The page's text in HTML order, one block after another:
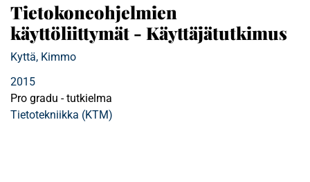
Tietokoneohjelmien
käyttöliittymät - Käyttäjätutkimus
Kyttä, Kimmo
2015
Pro gradu - tutkielma
Tietotekniikka (KTM)